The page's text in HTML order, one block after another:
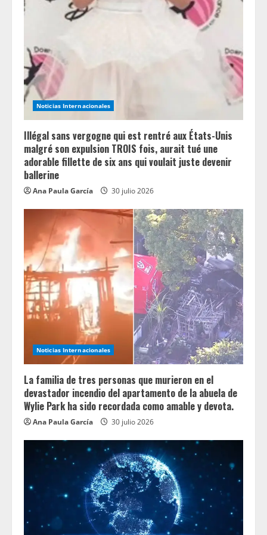
Noticias Internacionales
Illégal sans vergogne qui est rentré aux États-Unis
malgré son expulsion TROIS fois, aurait tué une
adorable fillette de six ans qui voulait juste devenir
ballerine
Ana Paula García 30 julio 2026
Noticias Internacionales
La familia de tres personas que murieron en el
devastador incendio del apartamento de la abuela de
Wylie Park ha sido recordada como amable y devota.
Ana Paula García 30 julio 2026